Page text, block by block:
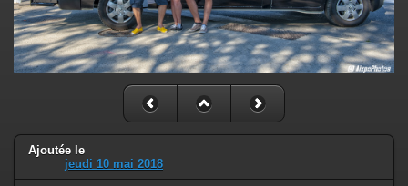
Ajoutée le
jeudi 10 mai 2018